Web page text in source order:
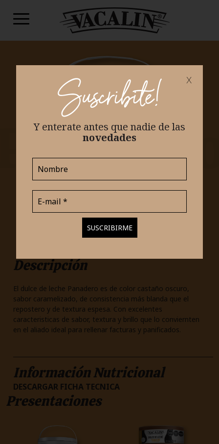
x
Suscribite!
Y enterate antes que nadie de las
novedades
Presentaciones
Descripción
El dulce de leche Panadero es de color castaño oscuro,
sabor caramelizado, de consistencia más blanda que el
repostero y de textura espesa. Con excelentes
caracteristicas de sabor, textura y brillo que lo conviernten
en el aliado ideal para rellenar facturas y panificados.
Información Nutricional
DESCARGAR FICHA TECNICA